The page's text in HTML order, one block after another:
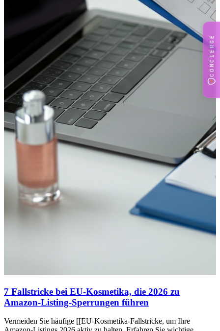
7 Fallstricke bei EU-Kosmetika, die 2026 zu
Amazon-Listing-Sperrungen führen
Vermeiden Sie häufige [[EU-Kosmetika-Fallstricke, um Ihre
CONCIERGE